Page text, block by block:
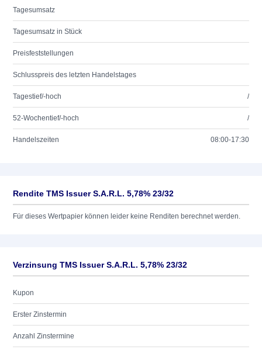
Tagesumsatz
Tagesumsatz in Stück
Preisfeststellungen
Schlusspreis des letzten Handelstages
Tagestief/-hoch /
52-Wochentief/-hoch /
Handelszeiten 08:00-17:30
Rendite TMS Issuer S.A.R.L. 5,78% 23/32
Für dieses Wertpapier können leider keine Renditen berechnet werden.
Verzinsung TMS Issuer S.A.R.L. 5,78% 23/32
Kupon
Erster Zinstermin
Anzahl Zinstermine